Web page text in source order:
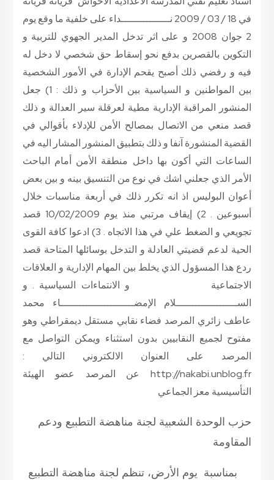
في 18 / 03 / 2009
نــــــــــــــــداء على خلفية ما وقع يوم
2 جوان 2008 و على اثر تدخل المدير الجهوي للتربية و
التكوين بالقصرين بدفع نحو إسقاط حق شخصي لا دخل له
فيه و رفضي ذلك أصبح يقحم الإدارة في الأمور الشخصية
بين المواطنين و السياسية بين الأحزاب و ذلك : 1) جعل
المنشور المراقبة الإدارية مطية لعرقلة سير العدالة و ذلك
قصد منعي من الاتصال بمصالح الأمن للإدلاء بأقوالي في
القضية المنشورة آنفا و ذلك بتطبيق المنشور المشار اليه في
الساعات التي أكون بها داخل منطقة الأمن أمام الباحث
الأمر الذي جعلني اشك في نوع من التنسيق بينه و بين بعض
أعوان البوليس اذ انه تكرر ذلك في أربعة مناسبات خلال
أسبوعين . 2) إيقاف مرتبي منذ يوم 10/02/2009 قصد
تجويعي و الضغط علي في هذا الاتجاه . 3) ادعوا كافة القوى
الحية لدعم قضيتي العادلة و التدخل بوسائلها المتاحة قصد
ردع هذا المسؤول الذي يخلط بين المهام الإدارية و العلاقات
الاجتماعية و الانتماءات السياسية . و
الســــــــــــــــــــلام الإمضــــــــــــــــــــــــاء محمد
عاطف زائري المرصد فضاء نقابي مستقل ديمقراطي وهو
مفتوح لجميع النقابيين بدون استثناء ويمكن التواصل مع
المرصد على العنوان الالكتروني التالي :
http://nakabi.unblog.fr
عن المرصد عضو الهيئة
التأسيسية معز الجماعي
حزب الوحدة الشعبية لجنة مناهضة التطبيع ودعم
المقاومة
بمناسبة يوم الأرض، تنظم لجنة مناهضة التطبيع